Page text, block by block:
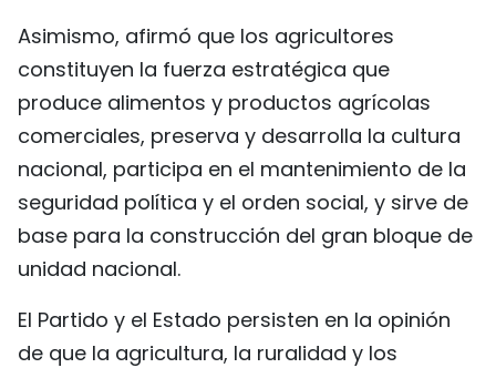
Asimismo, afirmó que los agricultores
constituyen la fuerza estratégica que
produce alimentos y productos agrícolas
comerciales, preserva y desarrolla la cultura
nacional, participa en el mantenimiento de la
seguridad política y el orden social, y sirve de
base para la construcción del gran bloque de
unidad nacional.
El Partido y el Estado persisten en la opinión
de que la agricultura, la ruralidad y los